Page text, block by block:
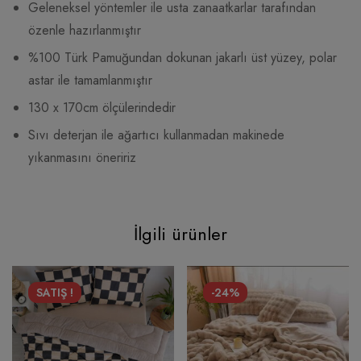
Geleneksel yöntemler ile usta zanaatkarlar tarafından
özenle hazırlanmıştır
%100 Türk Pamuğundan dokunan jakarlı üst yüzey, polar
astar ile tamamlanmıştır
130 x 170cm ölçülerindedir
Sıvı deterjan ile ağartıcı kullanmadan makinede
yıkanmasını öneririz
İlgili ürünler
SATIŞ ! -24%